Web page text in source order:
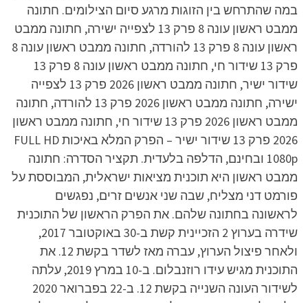
במה שהתרחש בין הזוגות מרגע סיום הצילומים. חתונה
ממבט ראשון עונה 8 פרק 13 לצפייה ישירה, חתונה ממבט
ראשון עונה 8 פרק 13 להורדה, חתונה ממבט ראשון עונה 8
פרק 13 שידור חי, חתונה ממבט ראשון עונה 8 פרק 13
שידור ישיר, חתונה ממבט ראשון 2026 פרק 13 לצפייה
ישירה, חתונה ממבט ראשון 2026 פרק 13 להורדה, חתונה
ממבט ראשון 2026 פרק 13 שידור חי, חתונה ממבט ראשון
2026 פרק 13 שידור ישיר – הפרק המלא באיכות FULL HD
1080p ובחינם, הדלפה בלעדית. תקציר הסדרה: חתונה
ממבט ראשון היא תוכנית מציאות ישראלית, המבוססת על
פורמט דני מצליח, שבה שני אנשים זרים, נפגשים
לראשונה בחתונה שלהם. את הפרק הראשון של התוכנית
שידרה בערוץ 2 הזכיינית קשת ב-30 באוקטובר 2017,
ולאחר פיצול הערוץ, עברה מאז לשדר בקשת 12. את
התוכנית מגיש עידו רוזנבלום. ב-10 במרץ 2019, עלתה
לשידור העונה השנייה בקשת 12. ב-22 בפברואר 2020